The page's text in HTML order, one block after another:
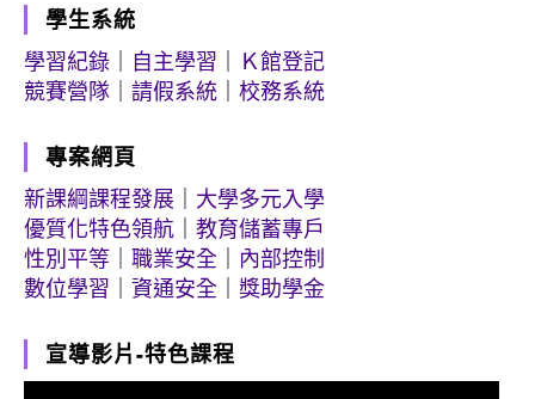
學生系統
學習紀錄
自主學習
Ｋ館登記
競賽營隊
請假系統 校務系統
專案網頁
新課綱課程發展
大學多元入學
優質化特色領航
教育儲蓄專戶
性別平等
職業安全
內部控制
數位學習
資通安全 獎助學金
宣導影片-特色課程